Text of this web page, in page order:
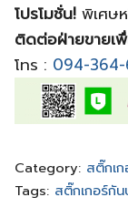
โปรโมชั่น! พิเศษ
ติดต่อฝ่ายขายเ
โทร : 094-
Category: สติ๊กเ
Tags: สติ๊กเกอร์กั